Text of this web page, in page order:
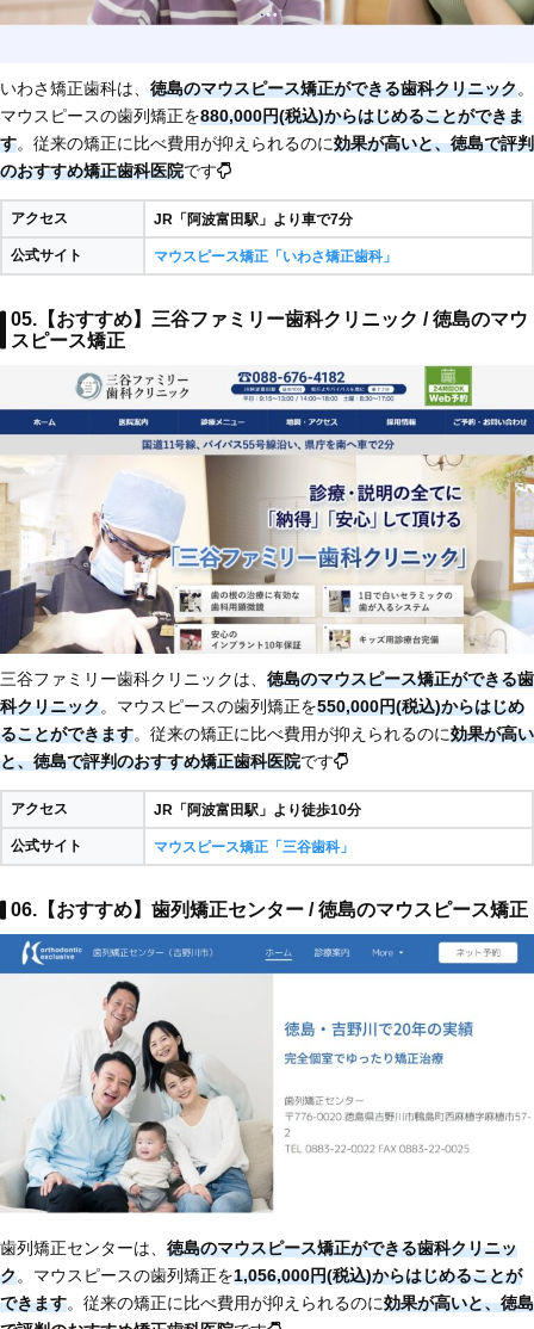
いわさ矯正歯科は、 徳島のマウスピース矯正ができる歯科クリニック。
マウスピースの歯列矯正を880,000円(税込)からはじめることができま
す。従来の矯正に比べ費用が抑えられるのに効果が高いと、徳島で評判
のおすすめ矯正歯科医院です
アクセス JR「阿波富田駅」より車で7分
公式サイト マウスピース矯正「いわさ矯正歯科」
05.【おすすめ】三谷ファミリー歯科クリニック / 徳島のマウ
スピース矯正
三谷ファミリー歯科クリニックは、 徳島のマウスピース矯正ができる歯
科クリニック。マウスピースの歯列矯正を550,000円(税込)からはじめ
ることができます。従来の矯正に比べ費用が抑えられるのに効果が高い
と、徳島で評判のおすすめ矯正歯科医院です
アクセス JR「阿波富田駅」より徒歩10分
公式サイト マウスピース矯正「三谷歯科」
06.【おすすめ】歯列矯正センター / 徳島のマウスピース矯正
歯列矯正センターは、 徳島のマウスピース矯正ができる歯科クリニッ
ク。マウスピースの歯列矯正を1,056,000円(税込)からはじめることが
できます。従来の矯正に比べ費用が抑えられるのに効果が高いと、徳島